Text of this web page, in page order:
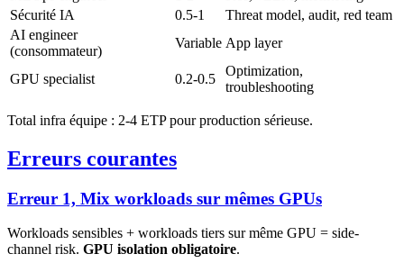
Sécurité IA
0.5-1
Threat model, audit, red team
AI engineer
(consommateur)
Variable App layer
GPU specialist 0.2-0.5
Optimization,
troubleshooting
Total infra équipe : 2-4 ETP pour production sérieuse.
Erreurs courantes
Erreur 1, Mix workloads sur mêmes GPUs
Workloads sensibles + workloads tiers sur même GPU = side-
channel risk. GPU isolation obligatoire.